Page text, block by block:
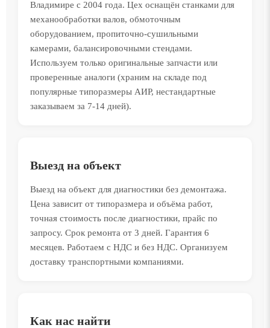
Владимире с 2004 года. Цех оснащён станками для
механообработки валов, обмоточным
оборудованием, пропиточно-сушильными
камерами, балансировочными стендами.
Используем только оригинальные запчасти или
проверенные аналоги (храним на складе под
популярные типоразмеры АИР, нестандартные
заказываем за 7-14 дней).
Выезд на объект
Выезд на объект для диагностики без демонтажа.
Цена зависит от типоразмера и объёма работ,
точная стоимость после диагностики, прайс по
запросу. Срок ремонта от 3 дней. Гарантия 6
месяцев. Работаем с НДС и без НДС. Организуем
доставку транспортными компаниями.
Как нас найти